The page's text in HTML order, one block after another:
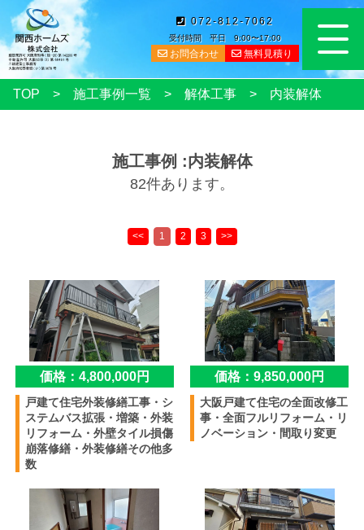
072-812-7062
受付時間 平日 9:00〜17:00
お問合わせ 無料見積り
TOP 施工事例一覧 解体工事 内装解体
施工事例 :内装解体
82件あります。
価格：4,800,000円
戸建て住宅外装修繕工事・シ
ステムバス拡張・増築・外装
リフォーム・外壁タイル損傷
崩落修繕・外装修繕その他多
数
価格：9,850,000円
大阪戸建て住宅の全面改修工
事・全面フルリフォーム・リ
ノベーション・間取り変更